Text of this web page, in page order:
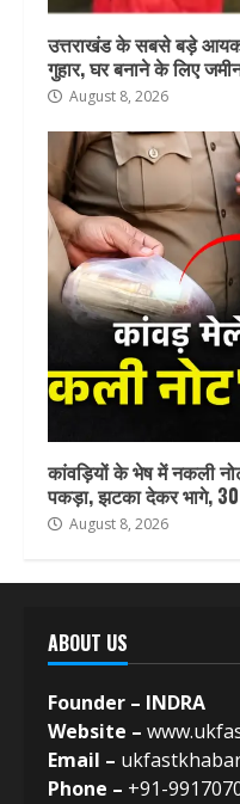
उत्तराखंड के सबसे बड़े
गुहार, घर बनाने के लिए
August 8, 2026
कांवड़ियों के भेष में नकली
पकड़ा, झटका देकर भागे,
August 8, 2026
ABOUT US
Founder – INDRA
Website –
Email –
Phone – +91-